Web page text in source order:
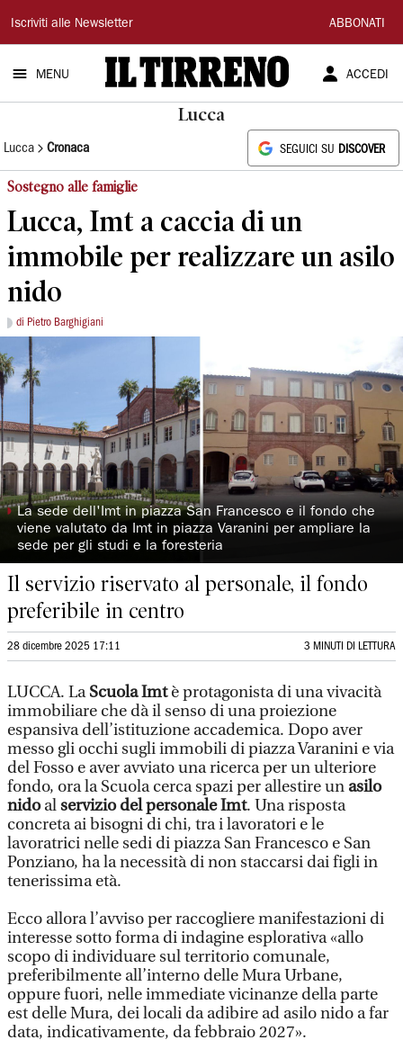
Il
Tirreno
Iscriviti alle Newsletter ABBONATI
MENU ACCEDI
Lucca
Lucca Cronaca SEGUICI SU DISCOVER
Sostegno alle famiglie
Lucca, Imt a caccia di un
immobile per realizzare un asilo
nido
di Pietro Barghigiani
◗La sede dell'Imt in piazza San Francesco e il fondo che
viene valutato da Imt in piazza Varanini per ampliare la
sede per gli studi e la foresteria
Il servizio riservato al personale, il fondo
preferibile in centro
28 dicembre 2025 17:11 3 MINUTI DI LETTURA
LUCCA. LaScuola Imtè protagonista di una vivacità
immobiliare che dà il senso di una proiezione
espansiva dell’istituzione accademica. Dopo aver
messo gli occhi sugli immobili di piazza Varanini e via
del Fosso e aver avviato una ricerca per un ulteriore
fondo, ora la Scuola cerca spazi per allestire un asilo
nidoalservizio del personale Imt. Una risposta
concreta ai bisogni di chi, tra i lavoratori e le
lavoratrici nelle sedi di piazza San Francesco e San
Ponziano, ha la necessità di non staccarsi dai figli in
tenerissima età.
Ecco allora l’avviso per raccogliere manifestazioni di
interesse sotto forma di indagine esplorativa «allo
scopo di individuare sul territorio comunale,
preferibilmente all’interno delle Mura Urbane,
oppure fuori, nelle immediate vicinanze della parte
est delle Mura, dei locali da adibire ad asilo nido a far
data, indicativamente, da febbraio 2027».